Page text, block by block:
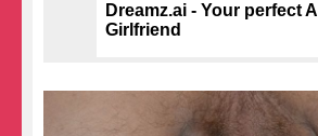
Dreamz.ai - Your perfect AI
Girlfriend